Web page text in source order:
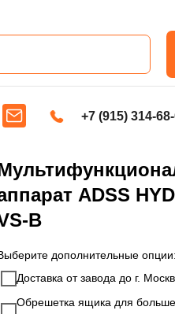
+7 (915) 314-
ADSS
B
дополнительные опции:
Доставка от завода до г.
Обрешетка ящика для